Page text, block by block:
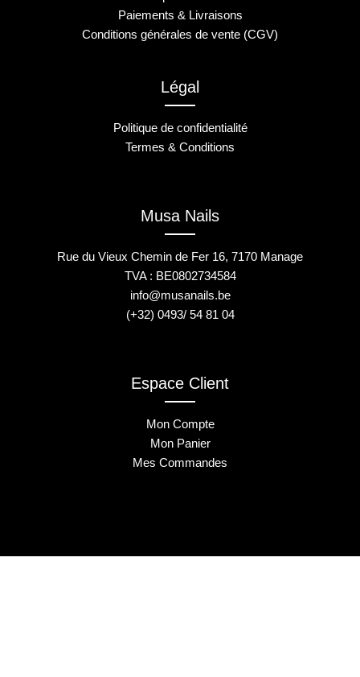
Paiements & Livraisons
Conditions générales de vente (CGV)
Légal
Politique de confidentialité
Termes & Conditions
Musa Nails
Rue du Vieux Chemin de Fer 16, 7170 Manage
TVA : BE0802734584
info@musanails.be
(+32) 0493/ 54 81 04
Espace Client
Mon Compte
Mon Panier
Mes Commandes